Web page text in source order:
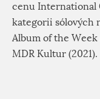
cenu International
kategorii sólových
Album of the
MDR Kultur (2021).